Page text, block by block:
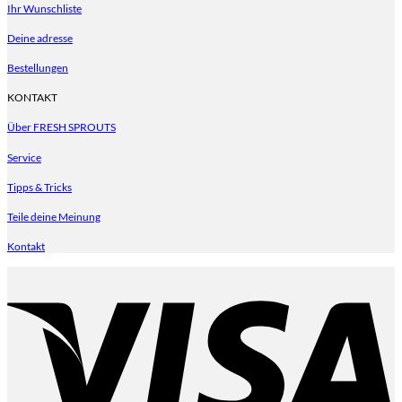
Ihr Wunschliste
Deine adresse
Bestellungen
KONTAKT
Über FRESH SPROUTS
Service
Tipps & Tricks
Teile deine Meinung
Kontakt